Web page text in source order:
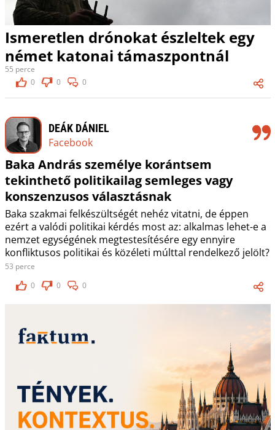
Ismeretlen drónokat észleltek egy
német katonai támaszpontnál
55 perce
0
0 0
DEÁK DÁNIEL
Facebook
Baka András személye korántsem
tekinthető politikailag semleges vagy
konszenzusos választásnak
Baka szakmai felkészültségét nehéz vitatni, de éppen
ezért a valódi politikai kérdés most az: alkalmas lehet-e a
nemzet egységének megtestesítésére egy ennyire
konfliktusos politikai és közéleti múlttal rendelkező jelölt?
53 perce
0
0 0